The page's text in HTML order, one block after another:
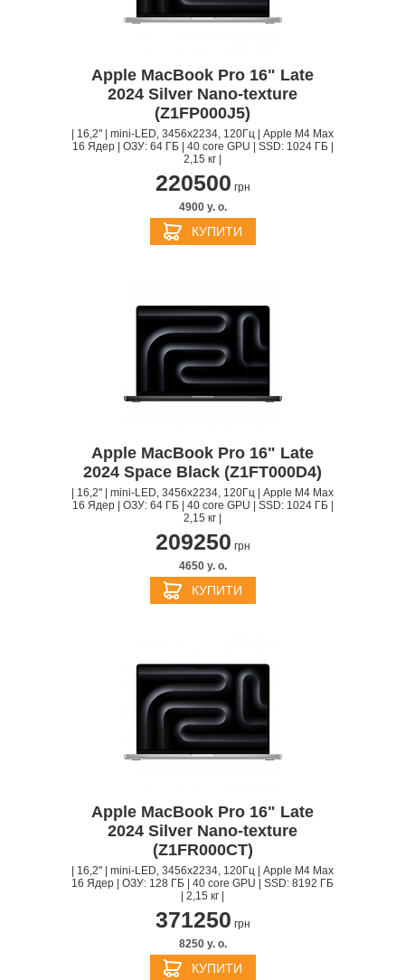
Apple MacBook Pro 16" Late
2024 Silver Nano-texture
(Z1FP000J5)
| 16,2" | mini-LED, 3456x2234, 120Гц | Apple M4 Max
16 Ядер | ОЗУ: 64 ГБ | 40 core GPU | SSD: 1024 ГБ |
2,15 кг |
220500 грн
4900 y. о.
КУПИТИ
Apple MacBook Pro 16" Late
2024 Space Black (Z1FT000D4)
| 16,2" | mini-LED, 3456x2234, 120Гц | Apple M4 Max
16 Ядер | ОЗУ: 64 ГБ | 40 core GPU | SSD: 1024 ГБ |
2,15 кг |
209250 грн
4650 y. о.
КУПИТИ
Apple MacBook Pro 16" Late
2024 Silver Nano-texture
(Z1FR000CT)
| 16,2" | mini-LED, 3456x2234, 120Гц | Apple M4 Max
16 Ядер | ОЗУ: 128 ГБ | 40 core GPU | SSD: 8192 ГБ
| 2,15 кг |
371250 грн
8250 y. о.
КУПИТИ